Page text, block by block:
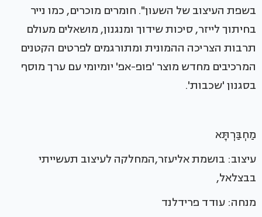
בשפת העיצוב של השעון". חומרים מוכרים, כמו נייר
בחיתוך לייזר, סיכות שידוך ומנגנון, מושאלים מעולם
תרבות הצריכה ההמונית ומתורגמים לפרטים הקטנים
המרכיבים מחדש מוצר 'פופ-אפ' יומיומי עם ערך מוסף
בסגנון 'שכבות'.
מַחְבַּרְתָּא
עיצוב: בושמת אליעזר,המחלקה לעיצוב תעשייתי
בבצלאל,
מנחה: עודד פרידלנד